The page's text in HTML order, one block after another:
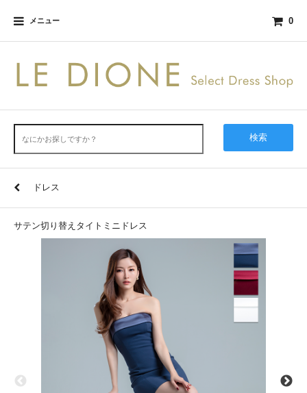
メニュー 0
検索
ドレス
サテン切り替えタイトミニドレス